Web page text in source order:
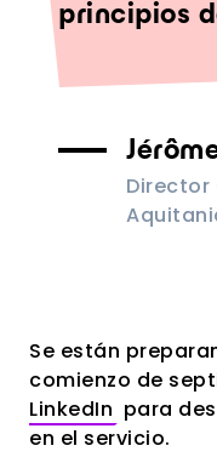
principios
Director
Se están
comienzo de
LinkedIn para
en el servicio.